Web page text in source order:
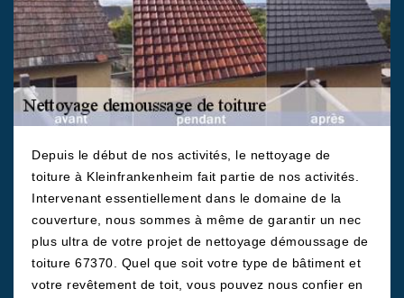
Depuis le début de nos activités, le nettoyage de
toiture à Kleinfrankenheim fait partie de nos activités.
Intervenant essentiellement dans le domaine de la
couverture, nous sommes à même de garantir un nec
plus ultra de votre projet de nettoyage démoussage de
toiture 67370. Quel que soit votre type de bâtiment et
votre revêtement de toit, vous pouvez nous confier en